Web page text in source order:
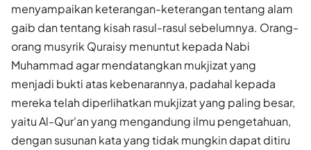
menyampaikan keterangan-keterangan tentang alam
gaib dan tentang kisah rasul-rasul sebelumnya. Orang-
orang musyrik Quraisy menuntut kepada Nabi
Muhammad agar mendatangkan mukjizat yang
menjadi bukti atas kebenarannya, padahal kepada
mereka telah diperlihatkan mukjizat yang paling besar,
yaitu Al-Qur'an yang mengandung ilmu pengetahuan,
dengan susunan kata yang tidak mungkin dapat ditiru